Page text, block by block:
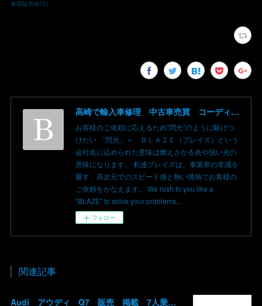
車両販売(672)
高崎で輸入車修理 中古車売買 コーディングならBLAZE（ブレイズ）へ│BLAZE Total Car Support & Modify in Takasaki Gunma
お客様のご依頼に応えるため”閃光”のように駆けつ
けたい 「閃光」＝ ＢＬＡＺＥ（ブレイズ）という
会社名に込められた意味は燃えさかる炎や強い光の
意味になります。 私達ブレイズは、車業界の常識を
覆す、高次元でのスピード感と熱い情熱でお客様の
ご依頼をかなえます。 We rush to you like a
"BLAZE" to solve your problems...
フォロー
関連記事
Audi アウディ Q7 販売 掲載 7人乗り リアモニター サンルーフ 車検整備2年付き 群馬 高崎